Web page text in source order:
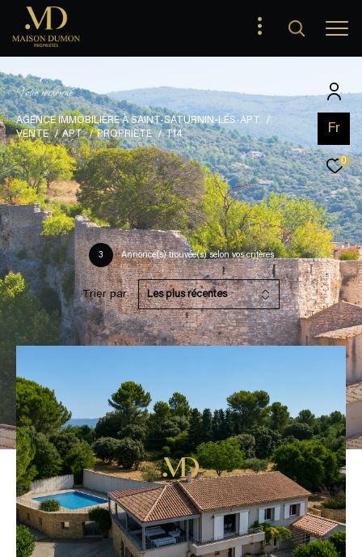
Fr
0
Votrerecherche
AGENCE IMMOBILIÈRE À SAINT-SATURNIN-LÉS-APT
VENTE
APT PROPRIETE T14
3 Annonce(s) trouvée(s) selon vos critères
Trier par Les plus récentes